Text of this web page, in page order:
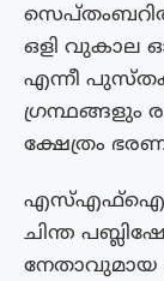
ഒളി വുകാല
എന്നീ
ഗ്രന്ഥങ്ങളും
ക്ഷേത്രം
ചിന്ത